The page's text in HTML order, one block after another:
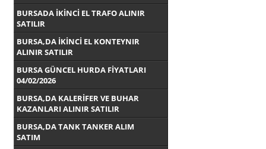
BURSADA İKİNCİ EL TRAFO ALINIR
SATILIR
BURSA,DA İKİNCİ EL KONTEYNIR
ALINIR SATILIR
BURSA GÜNCEL HURDA FİYATLARI
04/02/2026
BURSA,DA KALERİFER VE BUHAR
KAZANLARI ALINIR SATILIR
BURSA,DA TANK TANKER ALIM
SATIM